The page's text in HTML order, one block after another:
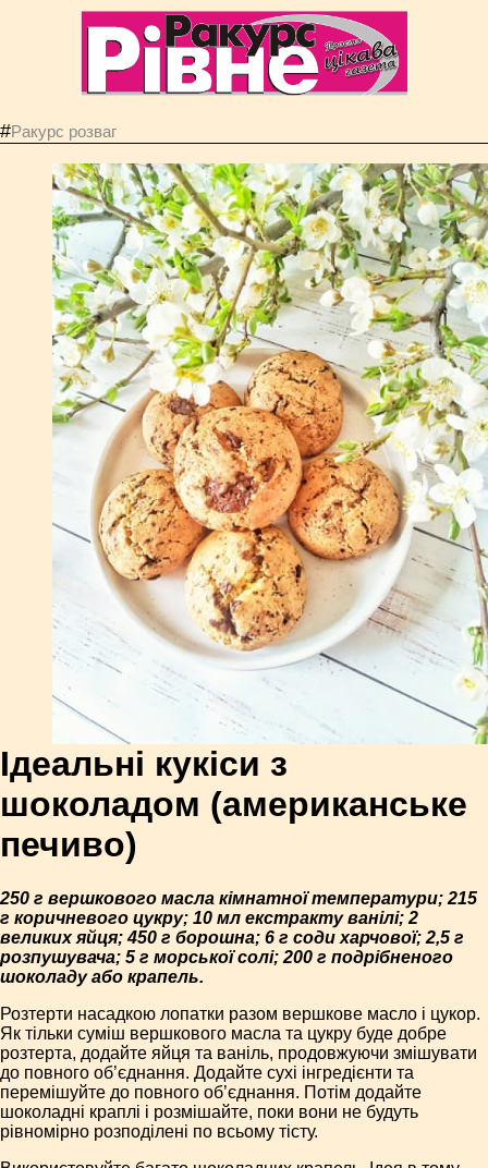
#Ракурс розваг
Ідеальні кукіси з
шоколадом (американське
печиво)
250 г вершкового масла кімнатної температури; 215
г коричневого цукру; 10 мл екстракту ванілі; 2
великих яйця; 450 г борошна; 6 г соди харчової; 2,5 г
розпушувача; 5 г морської солі; 200 г подрібненого
шоколаду або крапель.
Розтерти насадкою лопатки разом вершкове масло і цукор.
Як тільки суміш вершкового масла та цукру буде добре
розтерта, додайте яйця та ваніль, продовжуючи змішувати
до повного об’єднання. Додайте сухі інгредієнти та
перемішуйте до повного об’єднання. Потім додайте
шоколадні краплі і розмішайте, поки вони не будуть
рівномірно розподілені по всьому тісту.